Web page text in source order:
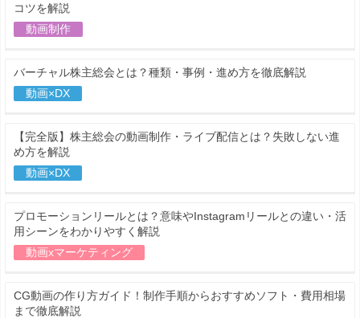
コツを解説
動画制作
バーチャル株主総会とは？種類・事例・進め方を徹底解説
動画×DX
【完全版】株主総会の動画制作・ライブ配信とは？失敗しない進
め方を解説
動画×DX
プロモーションリールとは？意味やInstagramリールとの違い・活
用シーンをわかりやすく解説
動画xマーケティング
CG動画の作り方ガイド！制作手順からおすすめソフト・費用相場
まで徹底解説